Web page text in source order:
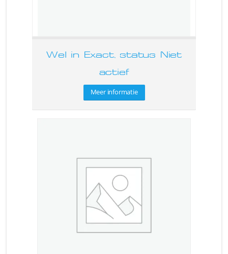
Wel in Exact, status Niet
actief
Meer informatie